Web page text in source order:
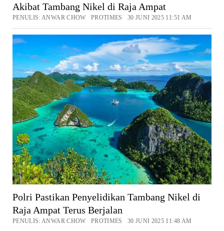
Akibat Tambang Nikel di Raja Ampat
PENULIS: ANWAR CHOW PROTIMES 30 JUNI 2025 11:51 AM
Polri Pastikan Penyelidikan Tambang Nikel di
Raja Ampat Terus Berjalan
PENULIS: ANWAR CHOW PROTIMES 30 JUNI 2025 11:48 AM